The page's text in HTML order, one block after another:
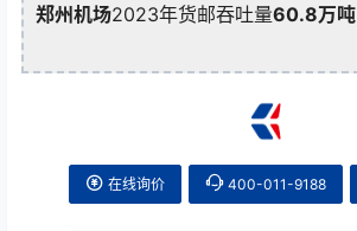
郑州机场2023年货邮吞吐量60.8万吨
在线询价 400-011-9188